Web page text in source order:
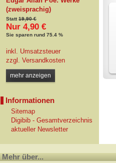
(zweisprachig)
Statt19,90 €
Nur 4,90 €
Sie sparen rund 75.4 %
inkl. Umsatzsteuer
zzgl. Versandkosten
mehr anzeigen
Informationen
Sitemap
Digibib - Gesamtverzeichnis
aktueller Newsletter
Mehr über...